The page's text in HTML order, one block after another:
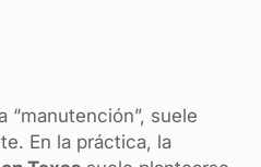
“manutención”, suele
En la práctica, la